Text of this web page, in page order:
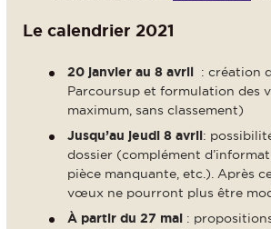
Le calendrier 2021
20 janvier au 8 avril : création
Parcoursup et formulation des
maximum, sans classement)
Jusqu’au jeudi 8 avril:
dossier (complément
pièce manquante, etc.). Après
vœux ne pourront plus être
À partir du 27 mai :